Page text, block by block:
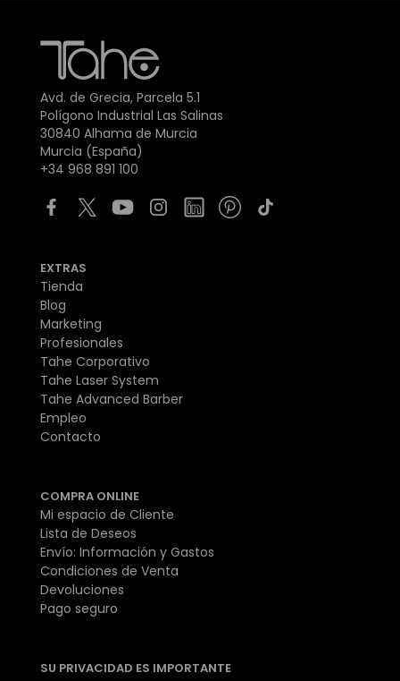
Avd. de Grecia, Parcela 5.1
Polígono Industrial Las Salinas
30840 Alhama de Murcia
Murcia (España)
+34 968 891 100
EXTRAS
Tienda
Blog
Marketing
Profesionales
Tahe Corporativo
Tahe Laser System
Tahe Advanced Barber
Empleo
Contacto
COMPRA ONLINE
Mi espacio de Cliente
Lista de Deseos
Envío: Información y Gastos
Condiciones de Venta
Devoluciones
Pago seguro
SU PRIVACIDAD ES IMPORTANTE